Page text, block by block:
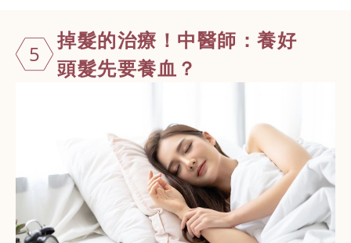
5
掉髮的治療！ 中醫師：養好
頭髮先要養血 ？